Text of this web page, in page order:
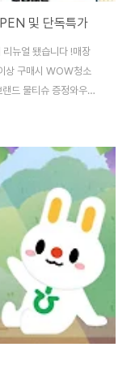
및 단독특가
뉴얼 됐습니다 !매장
상 구매시 WOW청소
드 물티슈 증정와우샵/
증정※ 선착순으로 사
- 마트잡 이벤트/세
및 단독특가(충남 아산
마트잡에 등록된 이
OPEN 및 단독특가 이